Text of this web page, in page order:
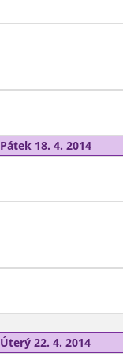
Pátek 18. 4. 2014
Úterý 22. 4. 2014